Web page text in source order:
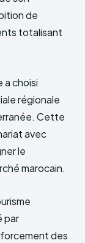
de
totalisant
choisi
régionale
Cette
avec
le
marocain.
par
des